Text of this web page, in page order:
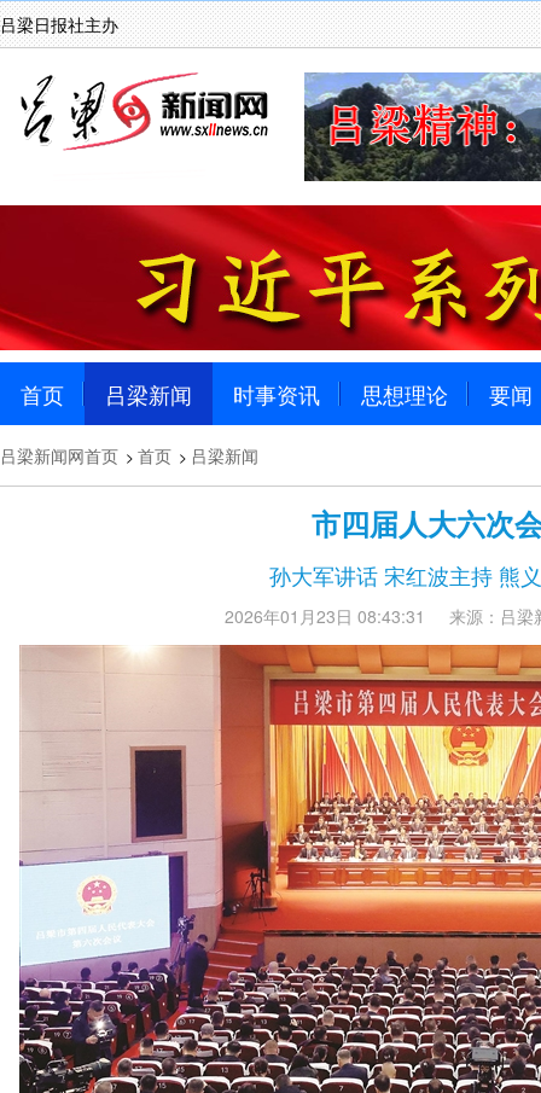
吕梁日报社主办
首页 吕梁新闻 时事资讯 思想理论 要闻
吕梁新闻网首页 > 首页 > 吕梁新闻
市四届人大六次
孙大军讲话 宋红波主持 熊
2026年01月23日 08:43:31 来源：吕梁